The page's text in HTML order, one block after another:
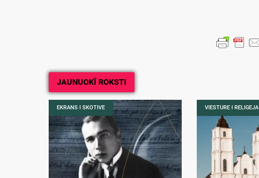
JAUNUOKĪ ROKSTI
EKRANS I SKOTIVE VIESTURE I RELIGEJA